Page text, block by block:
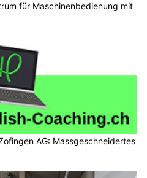
für Maschinenbedienung mit
AG: Massgeschneidertes